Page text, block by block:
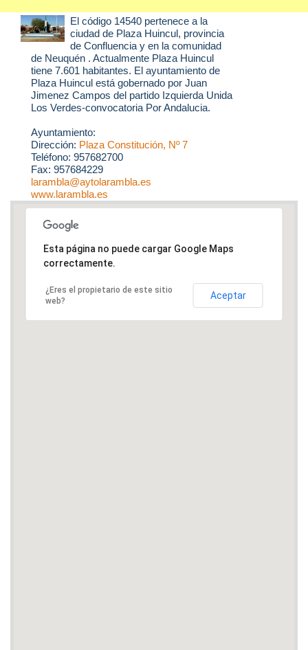
El código 14540 pertenece a la
ciudad de Plaza Huincul, provincia
de Confluencia y en la comunidad
de Neuquén . Actualmente Plaza Huincul
tiene 7.601 habitantes. El ayuntamiento de
Plaza Huincul está gobernado por Juan
Jimenez Campos del partido Izquierda Unida
Los Verdes-convocatoria Por Andalucia.
Ayuntamiento:
Dirección: Plaza Constitución, Nº 7
Teléfono: 957682700
Fax: 957684229
larambla@aytolarambla.es
www.larambla.es
Esta página no puede cargar Google Maps
correctamente.
¿Eres el propietario de este sitio
web?
Aceptar